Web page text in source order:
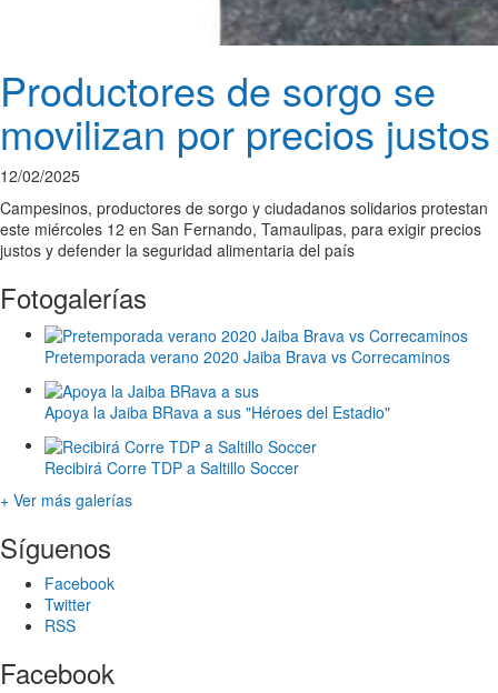
Productores de sorgo se
movilizan por precios justos
12/02/2025
Campesinos, productores de sorgo y ciudadanos solidarios protestan
este miércoles 12 en San Fernando, Tamaulipas, para exigir precios
justos y defender la seguridad alimentaria del país
Fotogalerías
Pretemporada verano 2020 Jaiba Brava vs Correcaminos
Apoya la Jaiba BRava a sus "Héroes del Estadio"
Recibirá Corre TDP a Saltillo Soccer
+ Ver más galerías
Síguenos
Facebook
Twitter
RSS
Facebook